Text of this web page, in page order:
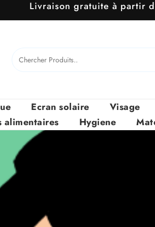
Livraison gratuite à partir
Ecran solaire Visage
alimentaires
Hygiene